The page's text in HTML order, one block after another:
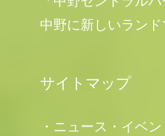
中野に新しいランド
サイトマップ
・ニュース・イベン